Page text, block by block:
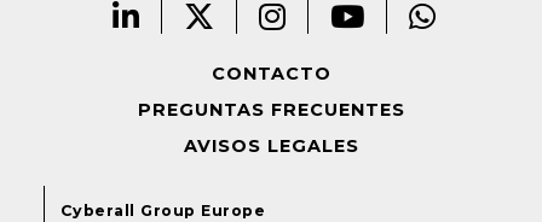
CONTACTO
PREGUNTAS FRECUENTES
AVISOS LEGALES
Cyberall Group Europe